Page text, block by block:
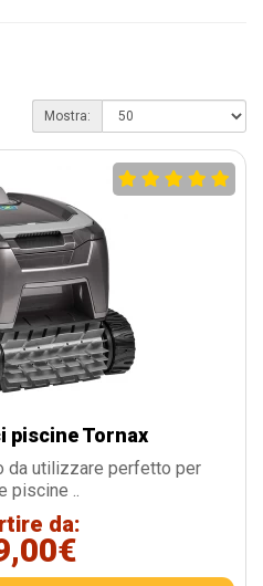
Mostra:
piscine Tornax
da utilizzare perfetto per
piscine ..
da: